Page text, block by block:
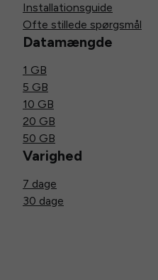
Installationsguide
Ofte stillede spørgsmål
Datamængde
1 GB
5 GB
10 GB
20 GB
50 GB
Varighed
7 dage
30 dage